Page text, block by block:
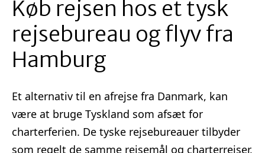
Køb rejsen hos et tysk
rejsebureau og flyv fra
Hamburg
Et alternativ til en afrejse fra Danmark, kan
være at bruge Tyskland som afsæt for
charterferien. De tyske rejsebureauer tilbyder
som regelt de samme rejsemål og charterrejser,